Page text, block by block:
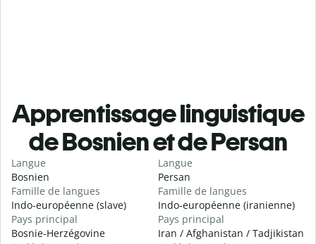
Apprentissage linguistique
de Bosnien et de Persan
Langue
Bosnien
Famille de langues
Indo-européenne (slave)
Pays principal
Bosnie-Herzégovine
Langue
Persan
Famille de langues
Indo-européenne (iranienne)
Pays principal
Iran / Afghanistan / Tadjikistan